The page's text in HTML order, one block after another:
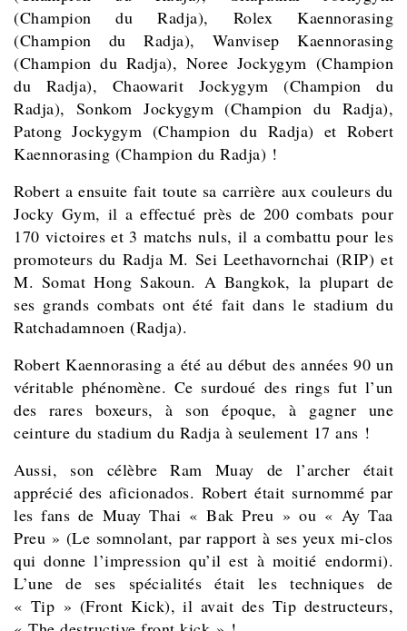
(Champion du Radja), Rolex Kaennorasing
(Champion du Radja), Wanvisep Kaennorasing
(Champion du Radja), Noree Jockygym (Champion
du Radja), Chaowarit Jockygym (Champion du
Radja), Sonkom Jockygym (Champion du Radja),
Patong Jockygym (Champion du Radja) et Robert
Kaennorasing (Champion du Radja) !
Robert a ensuite fait toute sa carrière aux couleurs du
Jocky Gym, il a effectué près de 200 combats pour
170 victoires et 3 matchs nuls, il a combattu pour les
promoteurs du Radja M. Sei Leethavornchai (RIP) et
M. Somat Hong Sakoun. A Bangkok, la plupart de
ses grands combats ont été fait dans le stadium du
Ratchadamnoen (Radja).
Robert Kaennorasing a été au début des années 90 un
véritable phénomène. Ce surdoué des rings fut l’un
des rares boxeurs, à son époque, à gagner une
ceinture du stadium du Radja à seulement 17 ans !
Aussi, son célèbre Ram Muay de l’archer était
apprécié des aficionados. Robert était surnommé par
les fans de Muay Thai « Bak Preu » ou « Ay Taa
Preu » (Le somnolant, par rapport à ses yeux mi-clos
qui donne l’impression qu’il est à moitié endormi).
L’une de ses spécialités était les techniques de
« Tip » (Front Kick), il avait des Tip destructeurs,